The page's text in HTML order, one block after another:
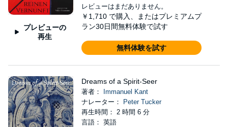
プレビューの
再生
レビューはまだありません。
￥1,710 で購入、またはプレミアムプ
ラン30日間無料体験で試す
無料体験を試す
Dreams of a Spirit-Seer
著者：
Immanuel Kant
ナレーター：
Peter Tucker
再生時間： 2 時間 6 分
言語： 英語